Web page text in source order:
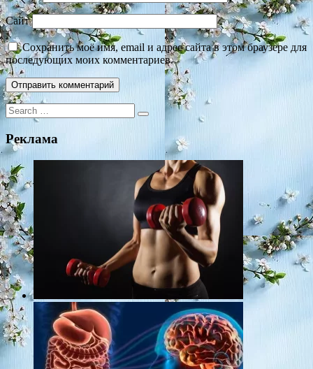
Сайт
Сохранить моё имя, email и адрес сайта в этом браузере для
последующих моих комментариев.
Search
for:
Реклама